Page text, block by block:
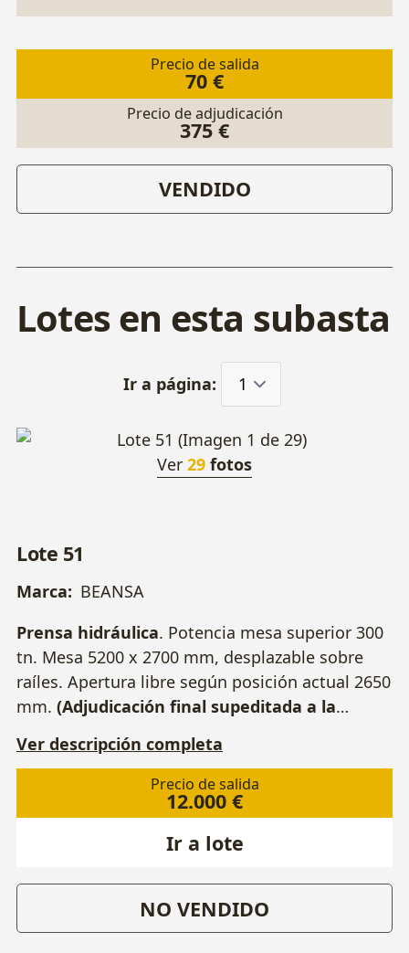
Precio de salida
70 €
Precio de adjudicación
375 €
VENDIDO
Lotes en esta subasta
Ir a página:
Ver 29 fotos
Lote 51
Marca: BEANSA
Prensa hidráulica. Potencia mesa superior 300
tn. Mesa 5200 x 2700 mm, desplazable sobre
raíles. Apertura libre según posición actual 2650
mm. (Adjudicación final supeditada a la
ostenta el Leasing).
Ver descripción completa
Precio de salida
12.000 €
Ir a lote
NO VENDIDO